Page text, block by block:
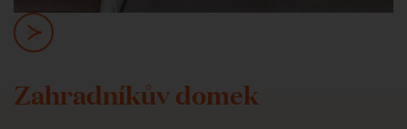
Zahradníkův domek